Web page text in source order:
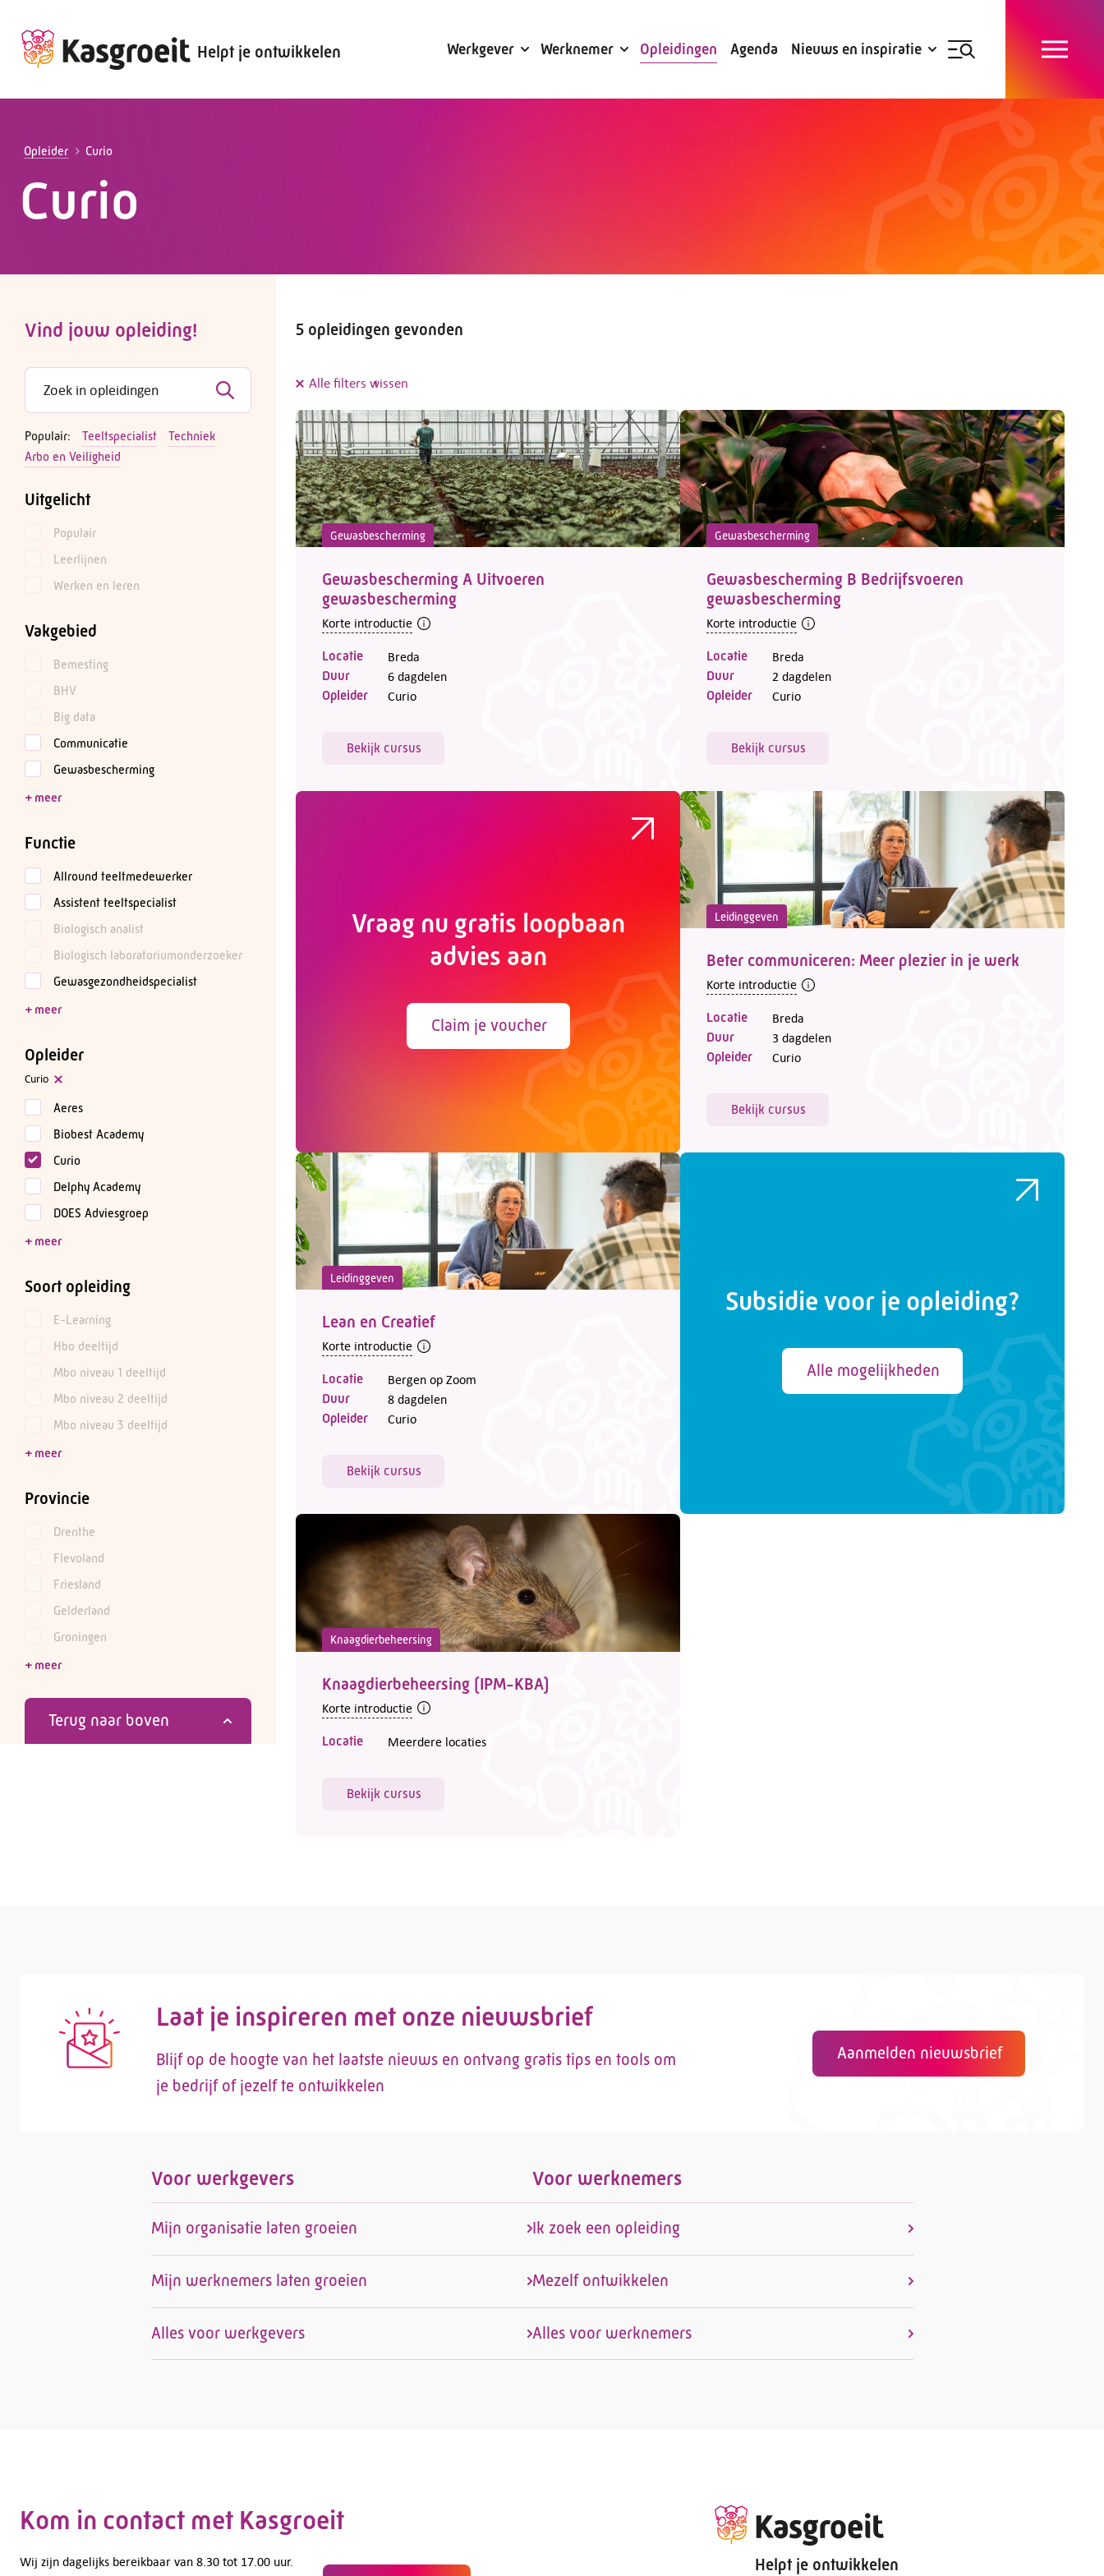
Helpt je ontwikkelen Werkgever
Alles voor de werkgever
Werknemer
Alles voor de werknemer
Opleidingen Agenda Nieuws en inspiratie
Nieuwsbrief
Opleider Curio
Curio
Vind jouw opleiding!
Populair: Teeltspecialist
Techniek
Arbo en Veiligheid
Uitgelicht
Populair
Leerlijnen
Werken en leren
Vakgebied
Bemesting
BHV
Big data
Communicatie
Gewasbescherming
Functie
Allround teeltmedewerker
Assistent teeltspecialist
Biologisch analist
Biologisch laboratoriumonderzoeker
Gewasgezondheidspecialist
Opleider
Curio
Aeres
Biobest Academy
Curio
Delphy Academy
DOES Adviesgroep
Soort opleiding
E-Learning
Hbo deeltijd
Mbo niveau 1 deeltijd
Mbo niveau 2 deeltijd
Mbo niveau 3 deeltijd
Provincie
Drenthe
Flevoland
Friesland
Gelderland
Groningen
Terug naar boven
5 opleidingen gevonden
Alle filters wissen
Gewasbescherming
Gewasbescherming A Uitvoeren
gewasbescherming
Korte introductie
Locatie Breda
Duur 6 dagdelen
Opleider Curio
Bekijk cursus
Gewasbescherming
Gewasbescherming B Bedrijfsvoeren
gewasbescherming
Korte introductie
Locatie Breda
Duur 2 dagdelen
Opleider Curio
Bekijk cursus
Vraag nu gratis loopbaan
advies aan
Claim je voucher
Leidinggeven
Beter communiceren: Meer plezier in je werk
Korte introductie
Locatie Breda
Duur 3 dagdelen
Opleider Curio
Bekijk cursus
Leidinggeven
Lean en Creatief
Korte introductie
Locatie Bergen op Zoom
Duur 8 dagdelen
Opleider Curio
Bekijk cursus
Subsidie voor je opleiding?
Alle mogelijkheden
Knaagdierbeheersing
Knaagdierbeheersing (IPM-KBA)
Korte introductie
Locatie Meerdere locaties
Bekijk cursus
Laat je inspireren met onze nieuwsbrief
Blijf op de hoogte van het laatste nieuws en ontvang gratis tips en tools om
je bedrijf of jezelf te ontwikkelen
Aanmelden nieuwsbrief
Voor werkgevers
Mijn organisatie laten groeien
Mijn werknemers laten groeien
Alles voor werkgevers
Voor werknemers
Ik zoek een opleiding
Mezelf ontwikkelen
Alles voor werknemers
Kom in contact met Kasgroeit
Wij zijn dagelijks bereikbaar van 8.30 tot 17.00 uur.
Helpt je ontwikkelen